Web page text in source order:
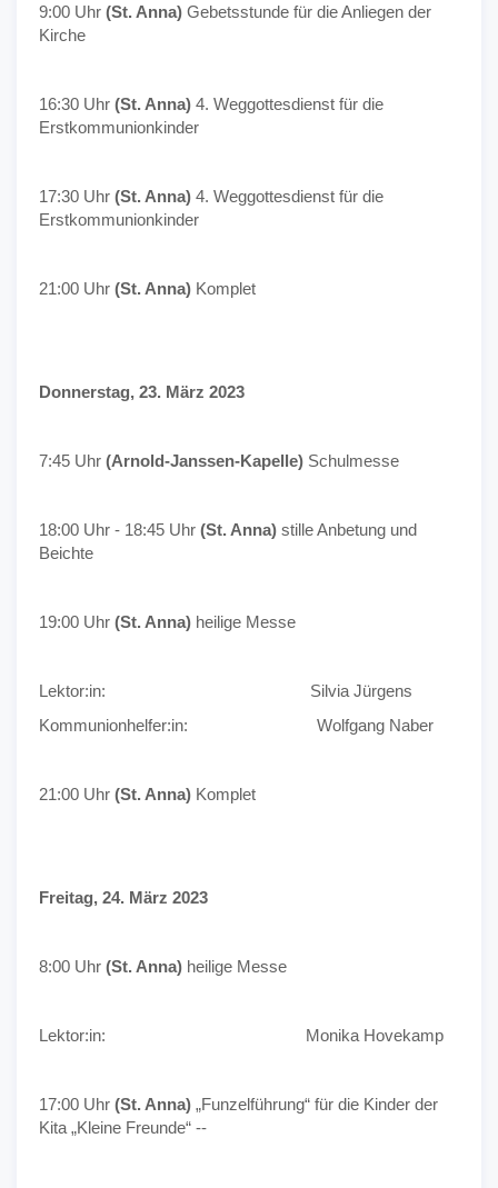
9:00 Uhr (St. Anna) Gebetsstunde für die Anliegen der
Kirche
16:30 Uhr (St. Anna) 4. Weggottesdienst für die
Erstkommunionkinder
17:30 Uhr (St. Anna) 4. Weggottesdienst für die
Erstkommunionkinder
21:00 Uhr (St. Anna) Komplet
Donnerstag, 23. März 2023
7:45 Uhr (Arnold-Janssen-Kapelle) Schulmesse
18:00 Uhr - 18:45 Uhr (St. Anna) stille Anbetung und
Beichte
19:00 Uhr (St. Anna) heilige Messe
Lektor:in: Silvia Jürgens
Kommunionhelfer:in: Wolfgang Naber
21:00 Uhr (St. Anna) Komplet
Freitag, 24. März 2023
8:00 Uhr (St. Anna) heilige Messe
Lektor:in: Monika Hovekamp
17:00 Uhr (St. Anna) „Funzelführung“ für die Kinder der
Kita „Kleine Freunde“ --